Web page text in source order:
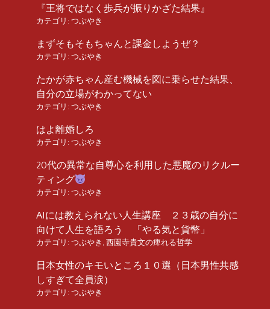
『王将ではなく歩兵が振りかざた結果』
カテゴリ: つぶやき
まずそもそもちゃんと課金しようぜ？
カテゴリ: つぶやき
たかが赤ちゃん産む機械を図に乗らせた結果、
自分の立場がわかってない
カテゴリ: つぶやき
はよ離婚しろ
カテゴリ: つぶやき
20代の異常な自尊心を利用した悪魔のリクルー
ティング
カテゴリ: つぶやき
AIには教えられない人生講座 ２３歳の自分に
向けて人生を語ろう 「やる気と貨幣」
カテゴリ: つぶやき , 西園寺貴文の痺れる哲学
日本女性のキモいところ１０選（日本男性共感
しすぎて全員涙）
カテゴリ: つぶやき